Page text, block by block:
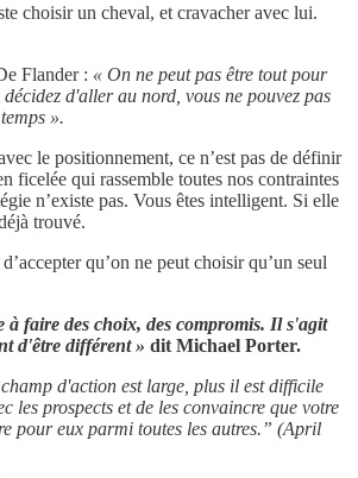
choisir un cheval, et cravacher avec lui.
Flander : « On ne peut pas être tout pour
d'aller au nord, vous ne pouvez pas
».
le positionnement, ce n’est pas de définir
ficelée qui rassemble toutes nos contraintes
n’existe pas. Vous êtes intelligent. Si elle
trouvé.
qu’on ne peut choisir qu’un seul
à faire des choix, des compromis. Il s'agit
d'être différent » dit Michael Porter.
d'action est large, plus il est difficile
les prospects et de les convaincre que votre
pour eux parmi toutes les autres.” (April